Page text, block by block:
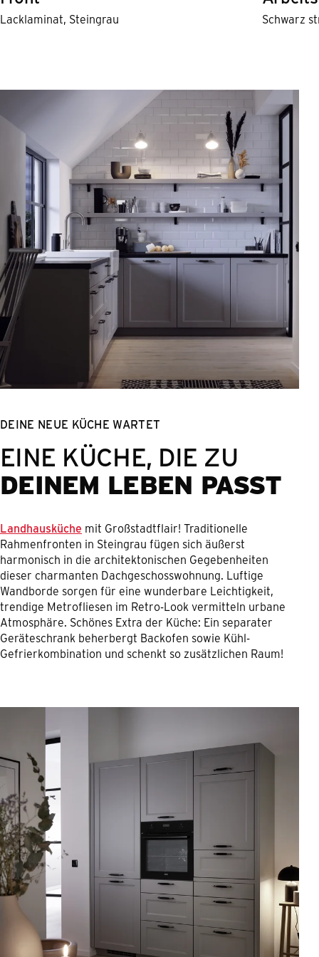
Lacklaminat, Steingrau Schwarz
DEINE NEUE KÜCHE WARTET
EINE KÜCHE, DIE ZU
DEINEM LEBEN PASST
Landhausküche mit Großstadtflair! Traditionelle
Rahmenfronten in Steingrau fügen sich äußerst
harmonisch in die architektonischen Gegebenheiten
dieser charmanten Dachgeschosswohnung. Luftige
Wandborde sorgen für eine wunderbare Leichtigkeit,
trendige Metrofliesen im Retro-Look vermitteln urbane
Atmosphäre. Schönes Extra der Küche: Ein separater
Geräteschrank beherbergt Backofen sowie Kühl-
Gefrierkombination und schenkt so zusätzlichen Raum!